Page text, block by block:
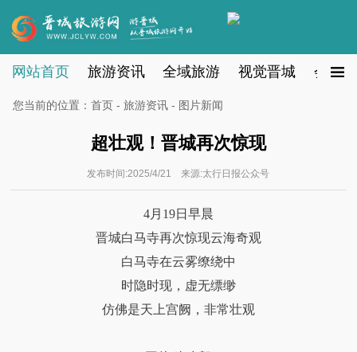
网站首页 旅游资讯 全域旅游 视觉晋城 会员
您当前的位置： 首页 - 旅游资讯 - 图片新闻
超壮观！晋城再次惊现
发布时间:2025/4/21 来源:太行日报公众号
4月19日早晨
晋城白马寺再次惊现云海奇观
白马寺在云雾缭绕中
时隐时现，虚无缥缈
仿佛是天上宫阙，非常壮观